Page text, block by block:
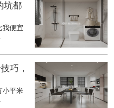
坑都
我便宜
巧，
小平米